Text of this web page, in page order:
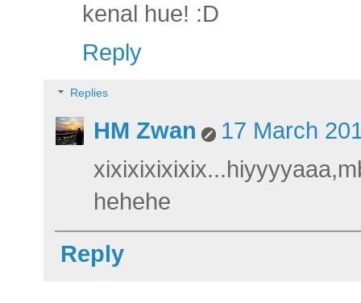
kenal hue! :D
Reply
Replies
HM Zwan
17 March
hehehe
Reply